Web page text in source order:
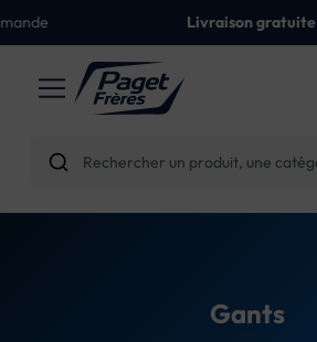
Livraison gratuitedès 100€
Gants